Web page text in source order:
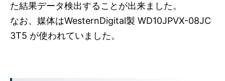
た結果データ検出することが出来ました。
なお、媒体はWesternDigital製 WD10JPVX-08JC
3T5 が使われていました。